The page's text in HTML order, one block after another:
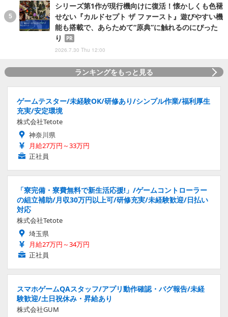
シリーズ第1作が現行機向けに復活！懐かしくも色褪
せない『カルドセプト ザ ファースト』遊びやすい機
能も搭載で、あらためて“原典”に触れるのにぴった
り
PR
2026.7.30 Thu 12:00
ランキングをもっと見る
ゲームテスター/未経験OK/研修あり/シンプル作業/福利厚生
充実/安定環境
株式会社Tetote
神奈川県
月給27万円～33万円
正社員
「寮完備・寮費無料で新生活応援!」/ゲームコントローラー
の組立補助/月収30万円以上可/研修充実/未経験歓迎/日払い
対応
株式会社Tetote
埼玉県
月給27万円～34万円
正社員
スマホゲームQAスタッフ/アプリ動作確認・バグ報告/未経
験歓迎/土日祝休み・昇給あり
株式会社GUM